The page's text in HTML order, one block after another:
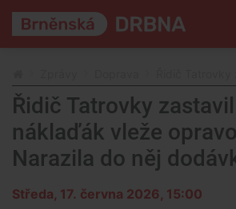
Řidič Tatrovky
náklaďák vleže
Narazila do něj
Středa, 17. června 2026, 15:00